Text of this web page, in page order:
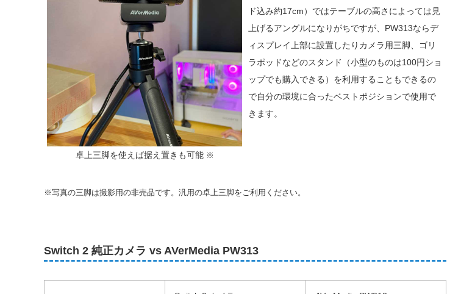
卓上三脚を使えば据え置きも可能 ※
ド込み約17cm）ではテーブルの高さによっては見
上げるアングルになりがちですが、PW313ならデ
ィスプレイ上部に設置したりカメラ用三脚、ゴリ
ラポッドなどのスタンド（小型のものは100円ショ
ップでも購入できる）を利用することもできるの
で自分の環境に合ったベストポジションで使用で
きます。
※写真の三脚は撮影用の非売品です。汎用の卓上三脚をご利用ください。
Switch 2 純正カメラ vs AVerMedia PW313